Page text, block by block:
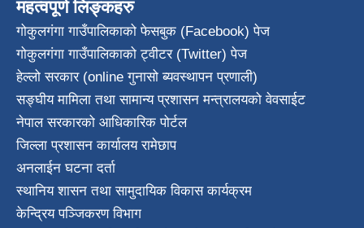
महत्वपूर्ण लिङ्कहरु
गोकुलगंगा गाउँपालिकाको फेसबुक (Facebook) पेज
गोकुलगंगा गाउँपालिकाको ट्वीटर (Twitter) पेज
हेल्लो सरकार (online गुनासो ब्यवस्थापन प्रणाली)
सङ्घीय मामिला तथा सामान्य प्रशासन मन्त्रालयको वेवसाईट
नेपाल सरकारको आधिकारिक पोर्टल
जिल्ला प्रशासन कार्यालय रामेछाप
अनलाईन घटना दर्ता
स्थानिय शासन तथा सामुदायिक विकास कार्यक्रम
केन्द्रिय पञ्जिकरण विभाग